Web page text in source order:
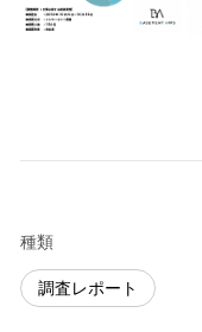
種類
調査レポート